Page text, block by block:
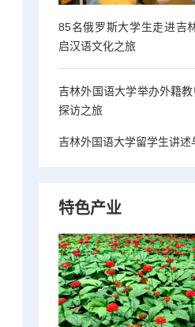
85名俄罗斯大学生走进吉
启汉语文化之旅
吉林外国语大学举办外籍
探访之旅
吉林外国语大学留学生讲述
特色产业